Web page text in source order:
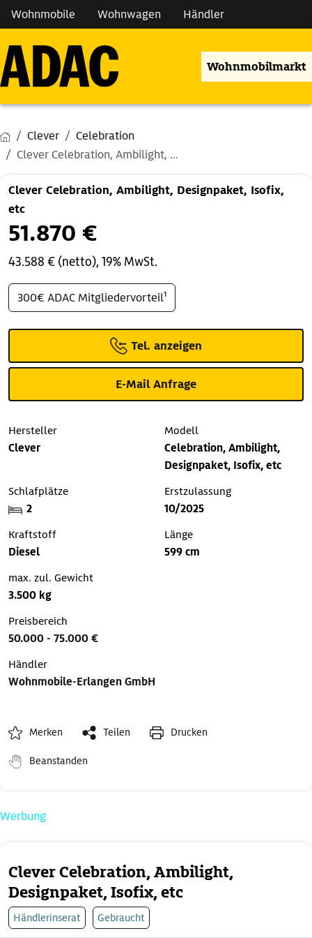
Wohnmobile Wohnwagen Händler
Wohnmobilmarkt
Clever
Celebration
Clever Celebration, Ambilight, ...
Clever Celebration, Ambilight,
Designpaket, Isofix, etc
Händlerinserat Gebraucht
Clever Celebration, Ambilight, Designpaket, Isofix,
etc
51.870 €
43.588 € (netto), 19% MwSt.
300€ ADAC Mitgliedervorteil¹
Tel. anzeigen
E-Mail Anfrage
Hersteller
Clever
Modell
Celebration, Ambilight,
Designpaket, Isofix, etc
Schlafplätze
2
Erstzulassung
10/2025
Kraftstoff
Diesel
Länge
599 cm
max. zul. Gewicht
3.500 kg
Preisbereich
50.000 - 75.000 €
Händler
Wohnmobile-Erlangen GmbH
Merken Teilen Drucken
Beanstanden
Werbung